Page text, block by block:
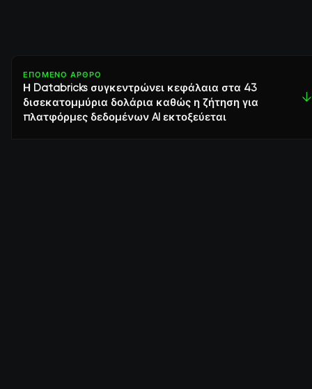
ΕΠΌΜΕΝΟ ΆΡΘΡΟ
Η Databricks συγκεντρώνει κεφάλαια στα 43
δισεκατομμύρια δολάρια καθώς η ζήτηση για
πλατφόρμες δεδομένων AI εκτοξεύεται
↓